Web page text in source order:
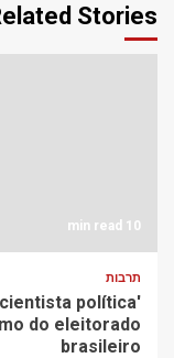
Stories
10 min read
תרבות
política
do eleitorado
brasileiro